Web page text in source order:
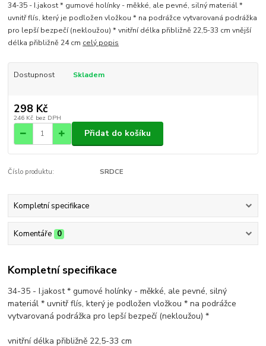
34-35 - I.jakost * gumové holínky - měkké, ale pevné, silný materiál *
uvnitř flís, který je podložen vložkou * na podrážce vytvarovaná podrážka
pro lepší bezpečí (nekloužou) * vnitřní délka přibližně 22,5-33 cm vnější
délka přibližně 24 cm celý popis
Dostupnost Skladem
298 Kč
246 Kč bez DPH
Přidat do košíku
Číslo produktu: SRDCE
Kompletní specifikace
Komentáře 0
Kompletní specifikace
34-35 - I.jakost * gumové holínky - měkké, ale pevné, silný
materiál * uvnitř flís, který je podložen vložkou * na podrážce
vytvarovaná podrážka pro lepší bezpečí (nekloužou) *
vnitřní délka přibližně 22,5-33 cm